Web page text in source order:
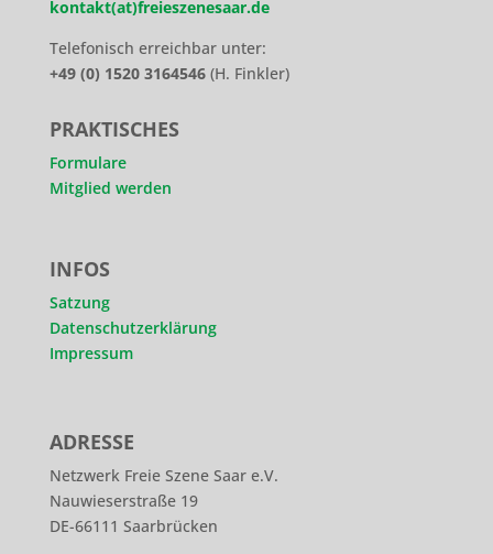
kontakt(at)freieszenesaar.de
Telefonisch erreichbar unter:
+49 (0) 1520 3164546(H. Finkler)
PRAKTISCHES
Formulare
Mitglied werden
INFOS
Satzung
Datenschutzerklärung
Impressum
ADRESSE
Netzwerk Freie Szene Saar e.V.
Nauwieserstraße 19
DE-66111 Saarbrücken